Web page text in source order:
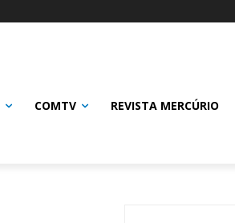
COMTV REVISTA MERCÚRIO